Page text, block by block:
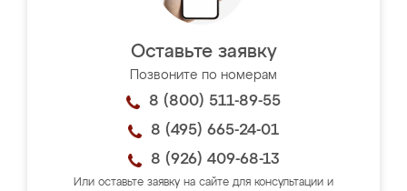
Оставьте заявку
Позвоните по номерам
8 (800) 511-89-55
8 (495) 665-24-01
8 (926) 409-68-13
Или оставьте заявку на сайте для консультации и